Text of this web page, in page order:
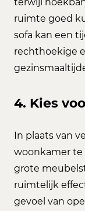
ruimte goed
sofa kan een
rechthoekige
4. Kies
In plaats van
woonkamer te
grote
ruimtelijk
gevoel van